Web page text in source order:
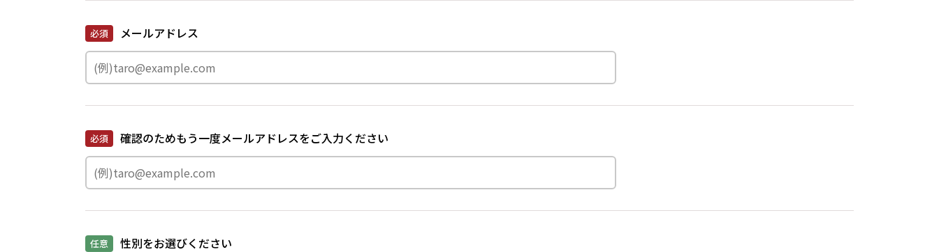
メールアドレス
必須
確認のためもう一度メールアドレスをご入力ください
必須
任意
性別をお選びください